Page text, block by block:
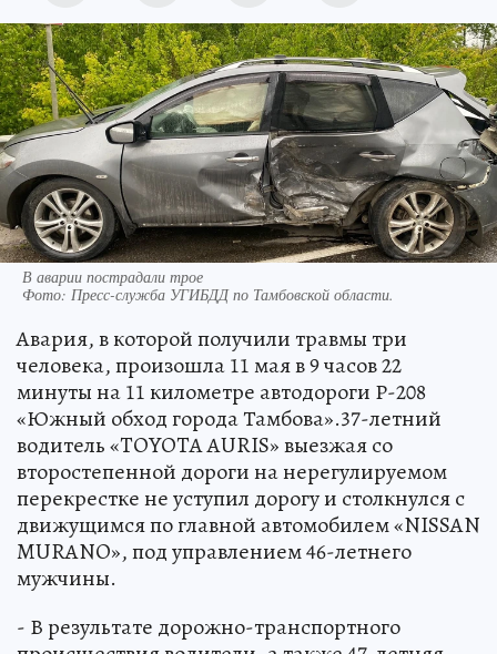
В аварии пострадали трое
Фото: Пресс-служба УГИБДД по Тамбовской области.
Авария, в которой получили травмы три
человека, произошла 11 мая в 9 часов 22
минуты на 11 километре автодороги Р-208
«Южный обход города Тамбова».37-летний
водитель «TOYOTA AURIS» выезжая со
второстепенной дороги на нерегулируемом
перекрестке не уступил дорогу и столкнулся с
движущимся по главной автомобилем «NISSAN
MURANO», под управлением 46-летнего
мужчины.
- В результате дорожно-транспортного